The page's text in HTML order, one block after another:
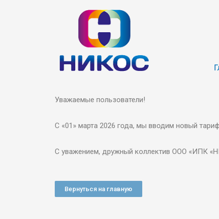
Уважаемые пользователи!
С «01» марта 2026 года, мы вводим новый
С уважением, дружный коллектив ООО «ИПК
Вернуться на главную